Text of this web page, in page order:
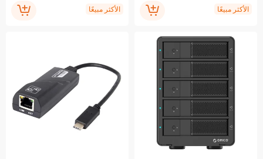
الأكثر مبيعًا الأكثر مبيعًا